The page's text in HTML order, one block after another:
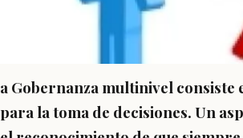
a Gobernanza multinivel
para la toma de decisiones. Un